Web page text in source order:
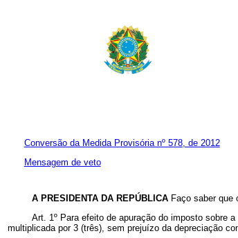
Conversão da Medida Provisória nº 578, de 2012
Mensagem de veto
A PRESIDENTA DA REPÚBLICA Faço saber que
Art. 1º Para efeito de apuração do imposto sobre
multiplicada por 3 (três), sem prejuízo da depreciação